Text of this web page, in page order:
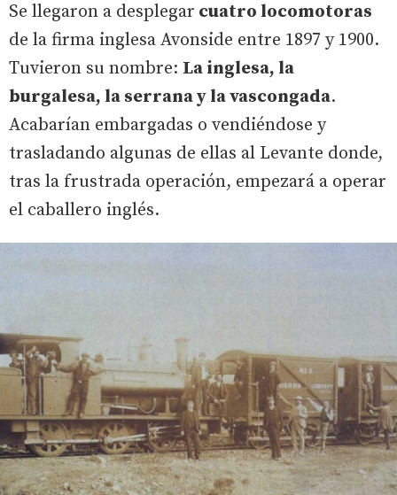
Se llegaron a desplegar cuatro locomotoras
de la firma inglesa Avonside entre 1897 y 1900.
Tuvieron su nombre: La inglesa, la
burgalesa, la serrana y la vascongada.
Acabarían embargadas o vendiéndose y
trasladando algunas de ellas al Levante donde,
tras la frustrada operación, empezará a operar
el caballero inglés.